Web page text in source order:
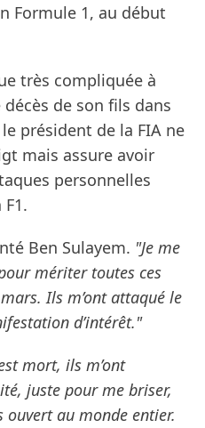
Formule 1, au début
très compliquée à
de son fils dans
président de la FIA ne
mais assure avoir
personnelles
Ben Sulayem. "Je me
mériter toutes ces
Ils m’ont attaqué le
d’intérêt."
mort, ils m’ont
juste pour me briser,
ouvert au monde entier.